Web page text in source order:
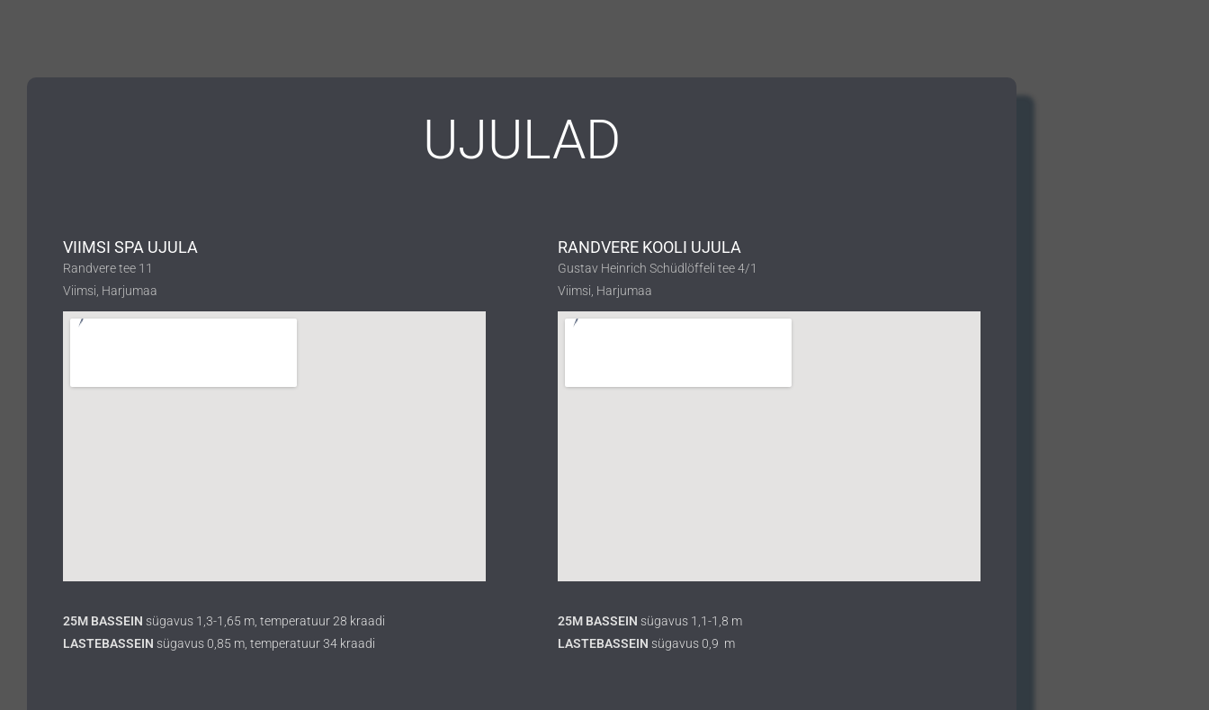
UJULAD
VIIMSI SPA UJULA
Randvere tee 11
Viimsi, Harjumaa
25M BASSEIN sügavus 1,3-1,65 m, temperatuur 28 kraadi
LASTEBASSEIN sügavus 0,85 m, temperatuur 34 kraadi
RANDVERE KOOLI UJULA
Gustav Heinrich Schüdlöffeli tee 4/1
Viimsi, Harjumaa
25M BASSEIN sügavus 1,1-1,8 m
LASTEBASSEIN sügavus 0,9 m